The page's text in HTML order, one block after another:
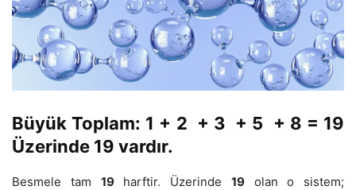
Büyük Toplam: 1 + 2 + 3 + 5 + 8 = 19
Üzerinde 19 vardır.
Besmele tam 19harftir. Üzerinde 19olan o sistem;